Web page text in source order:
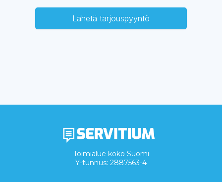
Lähetä tarjouspyyntö
Toimialue koko Suomi
Y-tunnus: 2887563-4